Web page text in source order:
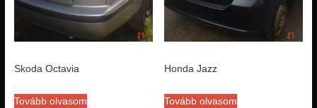
Skoda Octavia
Tovább olvasom
Honda Jazz
Tovább olvasom